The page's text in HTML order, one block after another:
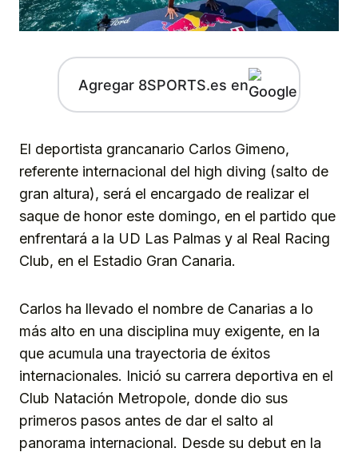
Agregar 8SPORTS.es en
El deportista grancanario Carlos Gimeno,
referente internacional del high diving (salto de
gran altura), será el encargado de realizar el
saque de honor este domingo, en el partido que
enfrentará a la UD Las Palmas y al Real Racing
Club, en el Estadio Gran Canaria.
Carlos ha llevado el nombre de Canarias a lo
más alto en una disciplina muy exigente, en la
que acumula una trayectoria de éxitos
internacionales. Inició su carrera deportiva en el
Club Natación Metropole, donde dio sus
primeros pasos antes de dar el salto al
panorama internacional. Desde su debut en la